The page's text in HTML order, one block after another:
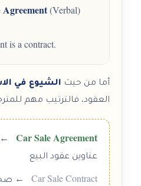
Agreement(Verbal)
is a contract.
أما من حيث الشيوع في
العقود، فالترتيب مهم
Car Sale Agreement
←
عناوين عقود البيع
Car Sale Contract
←